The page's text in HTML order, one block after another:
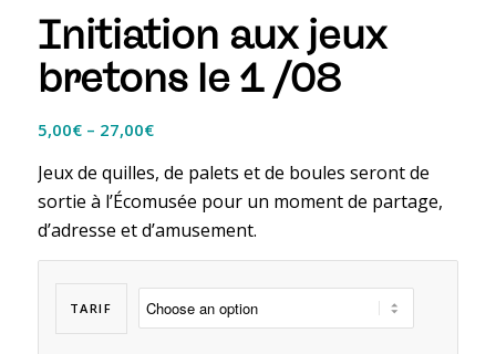
Initiation aux jeux
bretons le 1 /08
5,00€– 27,00€
Jeux de quilles, de palets et de boules seront de
sortie à l’Écomusée pour un moment de partage,
d’adresse et d’amusement.
TARIF